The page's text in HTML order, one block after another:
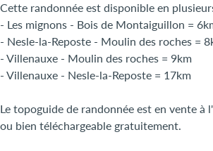
Cette randonnée est disponible en
- Les mignons - Bois de Montaiguillon =
- Nesle-la-Reposte - Moulin des roches =
- Villenauxe - Moulin des roches = 9km
- Villenauxe - Nesle-la-Reposte = 17km
Le topoguide de randonnée est en vente à
ou bien téléchargeable gratuitement.